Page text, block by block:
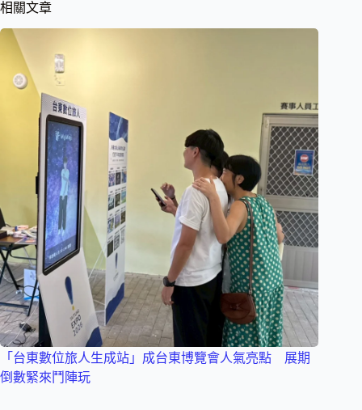
相關文章
「台東數位旅人生成站」成台東博覽會人氣亮點 展期
倒數緊來鬥陣玩